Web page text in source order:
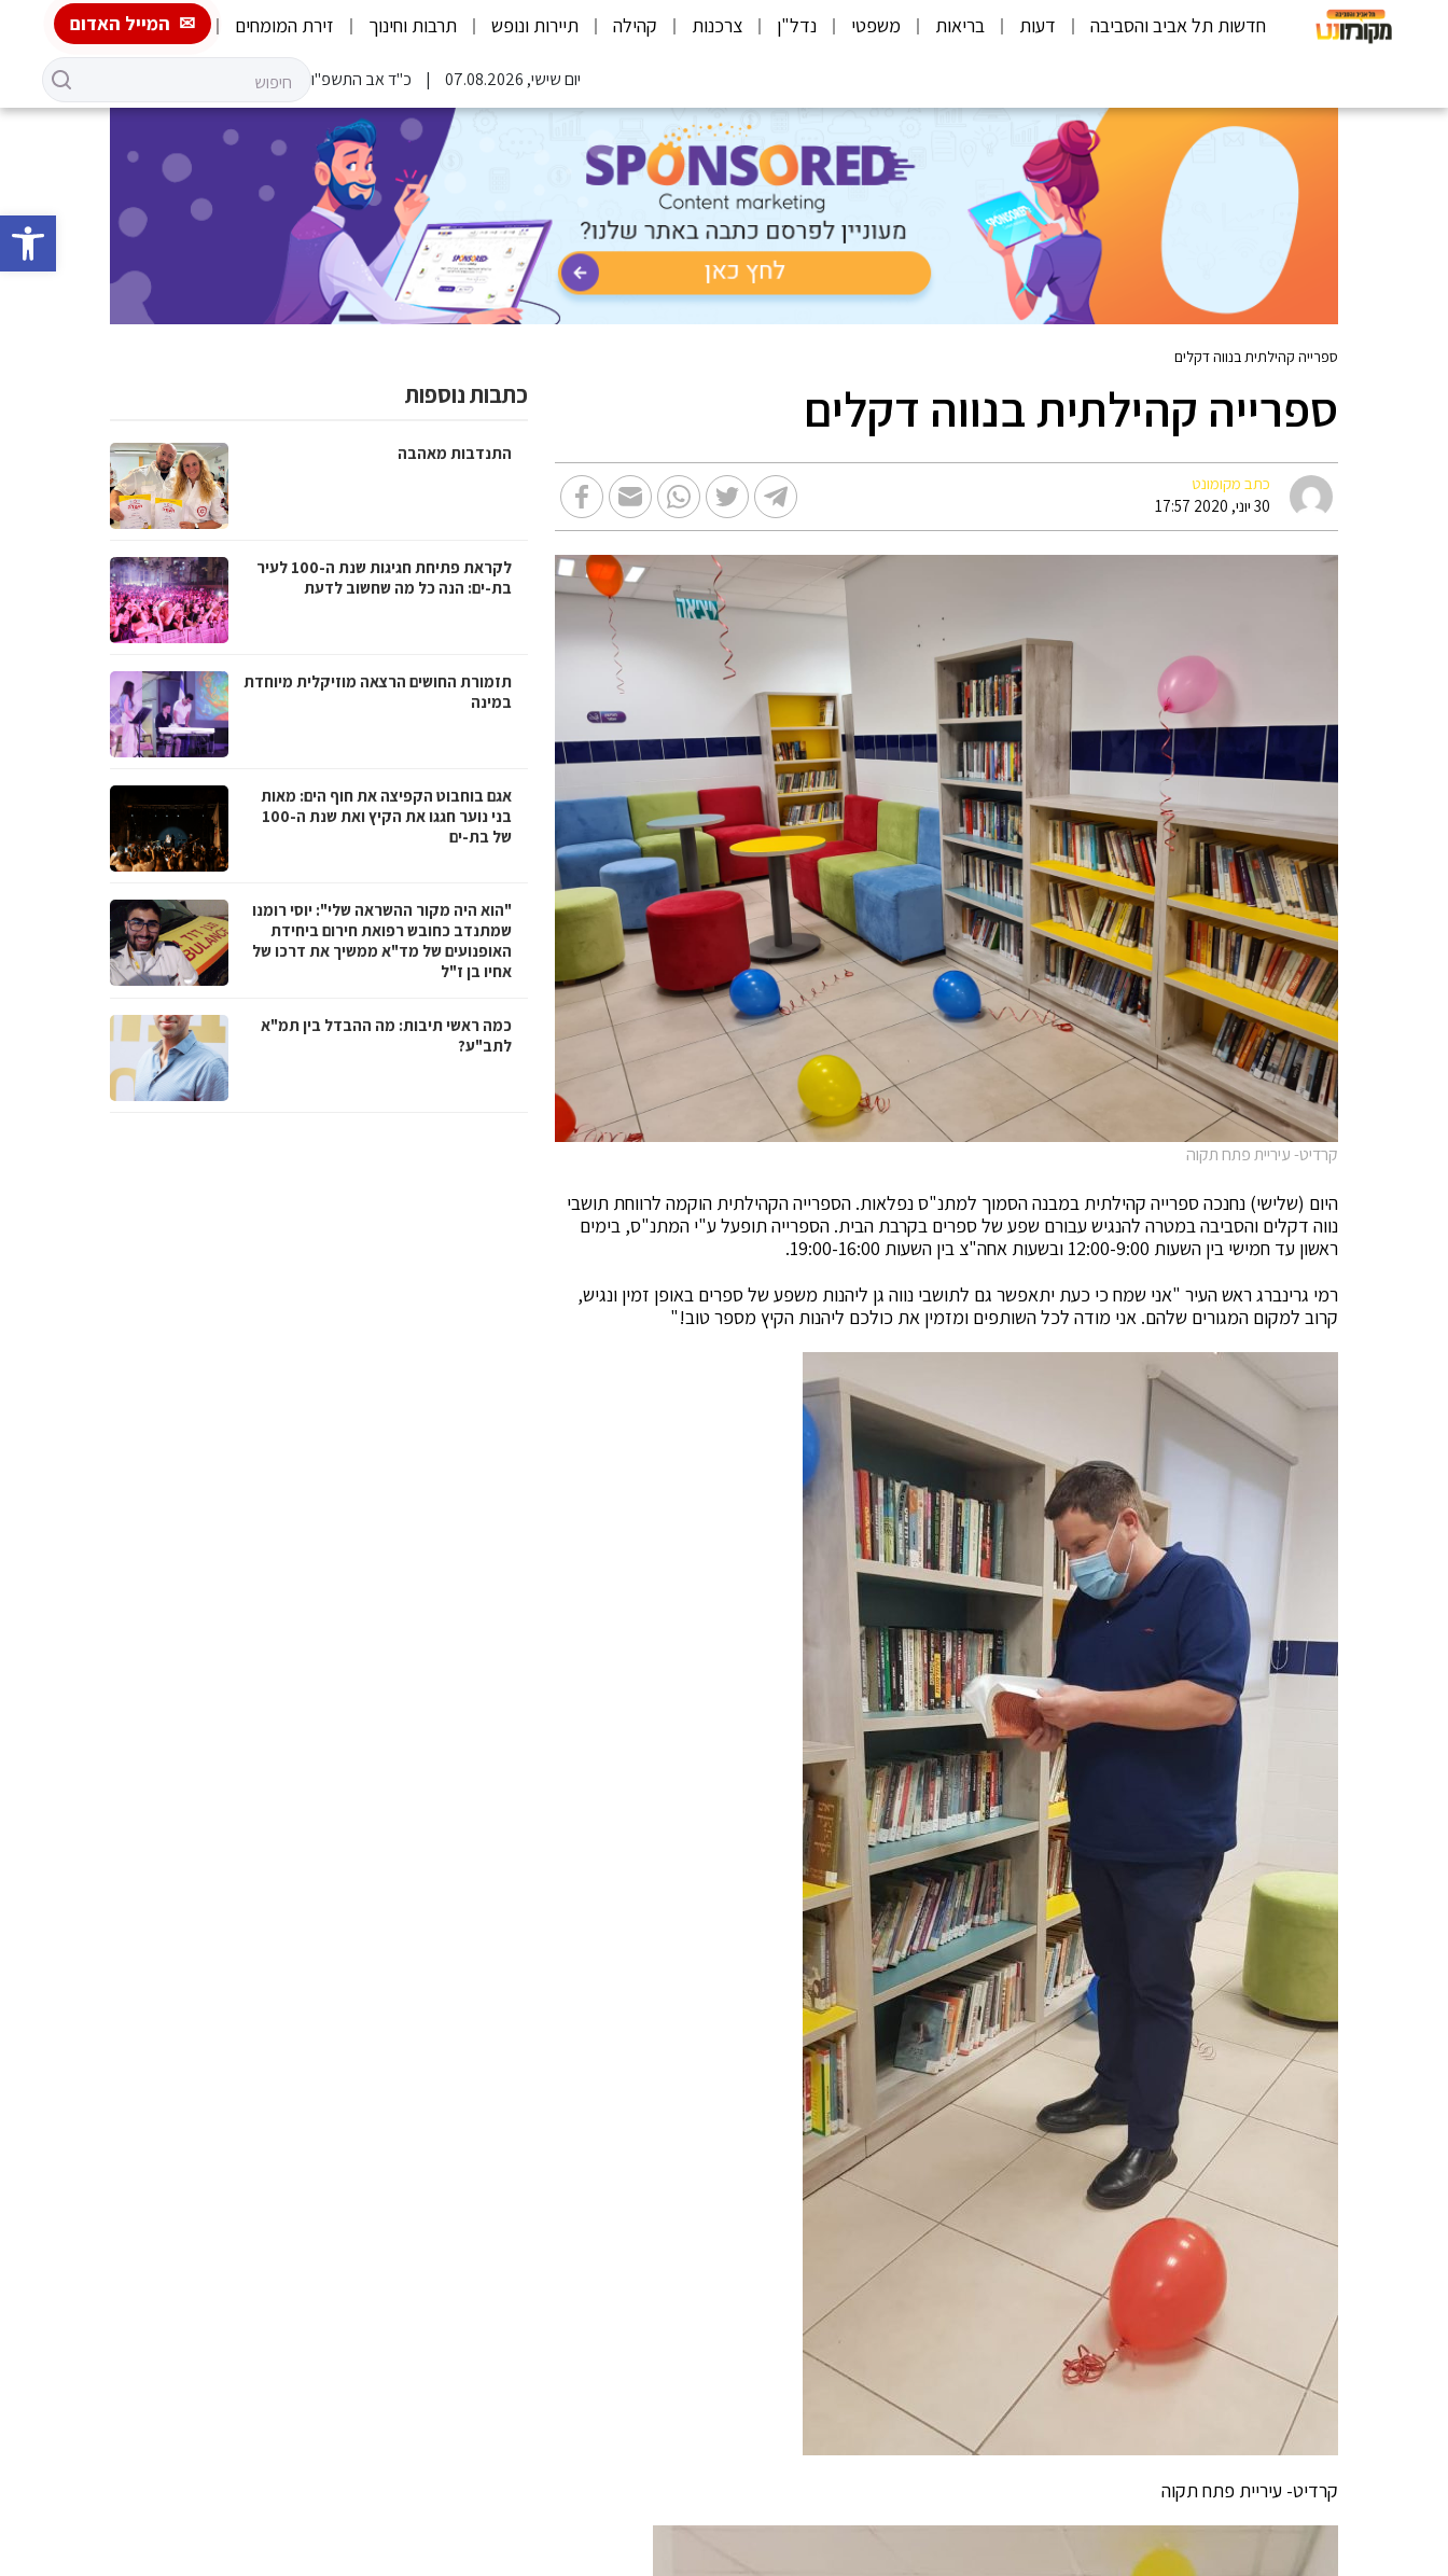
פתח
חדשות תל אביב והסביבה דעות בריאות משפטי נדל"ן צרכנות קהילה תיירות ונופש תרבות וחינוך זירת המומחים המייל האדום
יום שישי, 07.08.2026 כ"ד אב התשפ"ו
ספרייה קהילתית בנווה דקלים
ספרייה קהילתית בנווה דקלים
כתב מקומונט
30 יוני, 2020 17:57
קרדיט- עיריית פתח תקוה
היום (שלישי) נחנכה ספרייה קהילתית במבנה הסמוך למתנ"ס נפלאות. הספרייה הקהילתית הוקמה לרווחת תושבי
נווה דקלים והסביבה במטרה להנגיש עבורם שפע של ספרים בקרבת הבית. הספרייה תופעל ע"י המתנ"ס, בימים
ראשון עד חמישי בין השעות 12:00-9:00 ובשעות אחה"צ בין השעות 19:00-16:00.
רמי גרינברג ראש העיר "אני שמח כי כעת יתאפשר גם לתושבי נווה גן ליהנות משפע של ספרים באופן זמין ונגיש,
קרוב למקום המגורים שלהם. אני מודה לכל השותפים ומזמין את כולכם ליהנות הקיץ מספר טוב!"
קרדיט- עיריית פתח תקוה
כתבות נוספות
התנדבות מאהבה
לקראת פתיחת חגיגות שנת ה-100 לעיר
בת-ים: הנה כל מה שחשוב לדעת
תזמורת החושים הרצאה מוזיקלית מיוחדת
במינה
אגם בוחבוט הקפיצה את חוף הים: מאות
בני נוער חגגו את הקיץ ואת שנת ה-100
של בת-ים
"הוא היה מקור ההשראה שלי": יוסי רומנו
שמתנדב כחובש רפואת חירום ביחידת
האופנועים של מד"א ממשיך את דרכו של
אחיו בן ז"ל
כמה ראשי תיבות: מה ההבדל בין תמ"א
לתב"ע?